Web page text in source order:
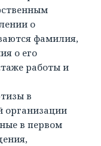
о
фамилия,
о его
работы и
в
организации
в первом